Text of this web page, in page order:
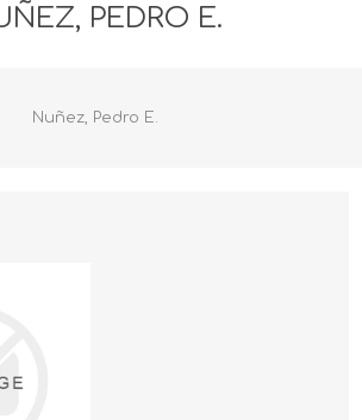
PEDRO E.
Nuñez, Pedro E.